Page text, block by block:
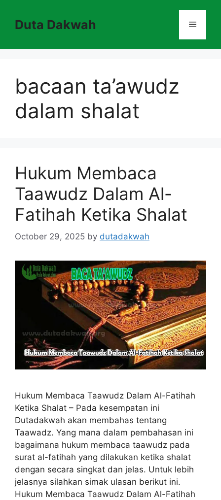
contentDuta Dakwah Menu
bacaan ta’awudz
dalam shalat
Hukum Membaca
Taawudz Dalam Al-
Fatihah Ketika Shalat
October 29, 2025 by dutadakwah
Hukum Membaca Taawudz Dalam Al-Fatihah
Ketika Shalat – Pada kesempatan ini
Dutadakwah akan membahas tentang
Taawadz. Yang mana dalam pembahasan ini
bagaimana hukum membaca taawudz pada
surat al-fatihah yang dilakukan ketika shalat
dengan secara singkat dan jelas. Untuk lebih
jelasnya silahkan simak ulasan berikut ini.
Hukum Membaca Taawudz Dalam Al-Fatihah